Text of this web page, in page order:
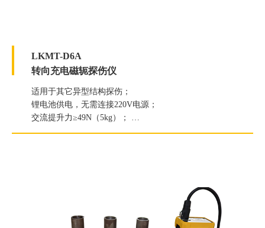
LKMT-D6A
转向充电磁轭探伤仪
适用于其它异型结构探伤；
锂电池供电，无需连接220V电源；
交流提升力≥49N（5kg）；
直流提升力≥177N（18Kg）；